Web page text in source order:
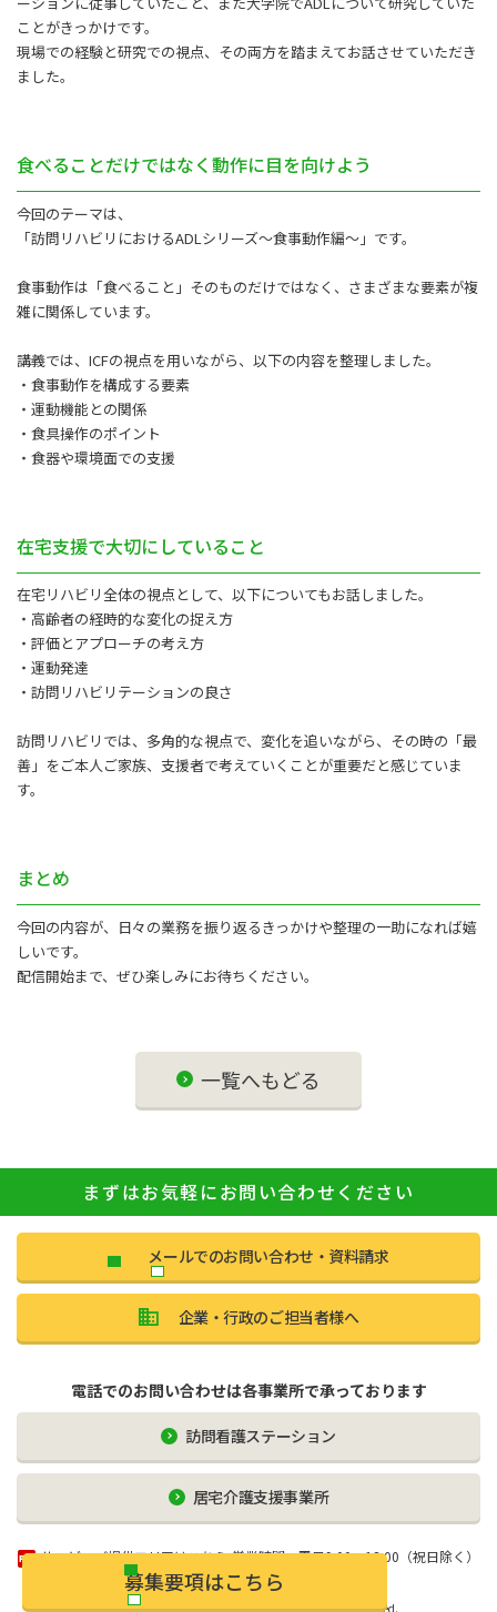
募集要項はこちら
ことがきっかけです。
現場での経験と研究での視点、その両方を踏まえてお話させていただき
ました。
食べることだけではなく動作に目を向けよう
今回のテーマは、
「訪問リハビリにおけるADLシリーズ～食事動作編～」です。
食事動作は「食べること」そのものだけではなく、さまざまな要素が複
雑に関係しています。
講義では、ICFの視点を用いながら、以下の内容を整理しました。
・食事動作を構成する要素
・運動機能との関係
・食具操作のポイント
・食器や環境面での支援
在宅支援で大切にしていること
在宅リハビリ全体の視点として、以下についてもお話しました。
・高齢者の経時的な変化の捉え方
・評価とアプローチの考え方
・運動発達
・訪問リハビリテーションの良さ
訪問リハビリでは、多角的な視点で、変化を追いながら、その時の「最
善」をご本人ご家族、支援者で考えていくことが重要だと感じていま
す。
まとめ
今回の内容が、日々の業務を振り返るきっかけや整理の一助になれば嬉
しいです。
配信開始まで、ぜひ楽しみにお待ちください。
一覧へもどる
まずはお気軽にお問い合わせください
メールでのお問い合わせ・資料請求
企業・行政のご担当者様へ
電話でのお問い合わせは各事業所で承っております
訪問看護ステーション
居宅介護⽀援事業所
サービスご提供エリアはこちら 営業時間：平日9:00〜18:00（祝日除く）
個人情報保護方針
サイトポリシー
Copyright © medicare rehabili CO.,LTD ALL Right Reserved.